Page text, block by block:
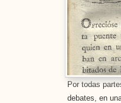
Por todas
debates, en